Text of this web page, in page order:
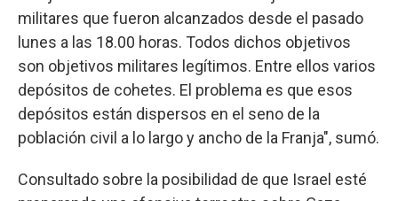
militares que fueron alcanzados desde el pasado
lunes a las 18.00 horas. Todos dichos objetivos
son objetivos militares legítimos. Entre ellos varios
depósitos de cohetes. El problema es que esos
depósitos están dispersos en el seno de la
población civil a lo largo y ancho de la Franja", sumó.
Consultado sobre la posibilidad de que Israel esté